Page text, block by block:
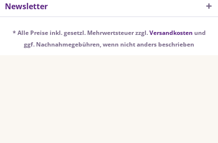
Newsletter
* Alle Preise inkl. gesetzl. Mehrwertsteuer zzgl.Versandkosten und
ggf. Nachnahmegebühren, wenn nicht anders beschrieben